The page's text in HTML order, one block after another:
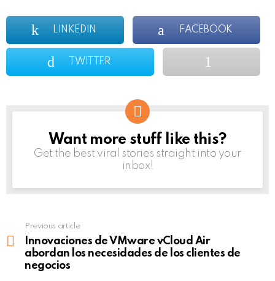
LINKEDIN FACEBOOK
TWITTER
NEWSLETTER
Want more stuff like this?
Get the best viral stories straight into your
inbox!
more
Previous article
Innovaciones de VMware vCloud Air
abordan los necesidades de los clientes de
negocios